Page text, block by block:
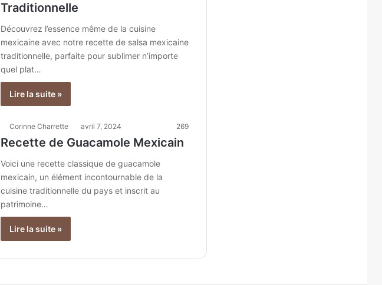
Traditionnelle
Découvrez l’essence même de la cuisine
mexicaine avec notre recette de salsa mexicaine
traditionnelle, parfaite pour sublimer n’importe
quel plat…
Lire la suite »
Corinne Charrette avril 7, 2024 269
Recette de Guacamole Mexicain
Voici une recette classique de guacamole
mexicain, un élément incontournable de la
cuisine traditionnelle du pays et inscrit au
patrimoine…
Lire la suite »